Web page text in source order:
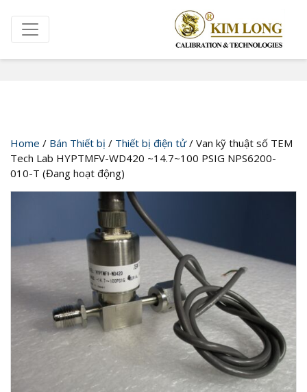
Cửa hàng
Home / Bán Thiết bị / Thiết bị điện tử/ Van kỹ thuật số TEM
Tech Lab HYPTMFV-WD420 ~14.7~100 PSIG NPS6200-
010-T (Đang hoạt động)